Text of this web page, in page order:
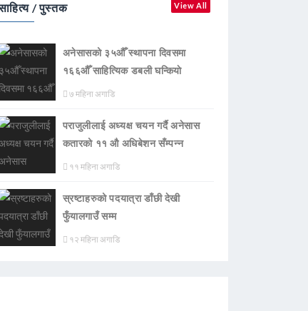
/ पुस्तक View All
अनेसासको ३५औँ स्थापना दिवसमा
१६६औँ साहित्यिक डबली घन्कियाे
७ महिना अगाडि
पराजुलीलाई अध्यक्ष चयन गर्दै अनेसास
कतारको ११ औ अधिबेशन सँम्पन्न
११ महिना अगाडि
स्रष्टाहरुको पदयात्रा डाँछी देखी
फुँयालगाउँ सम्म
१२ महिना अगाडि